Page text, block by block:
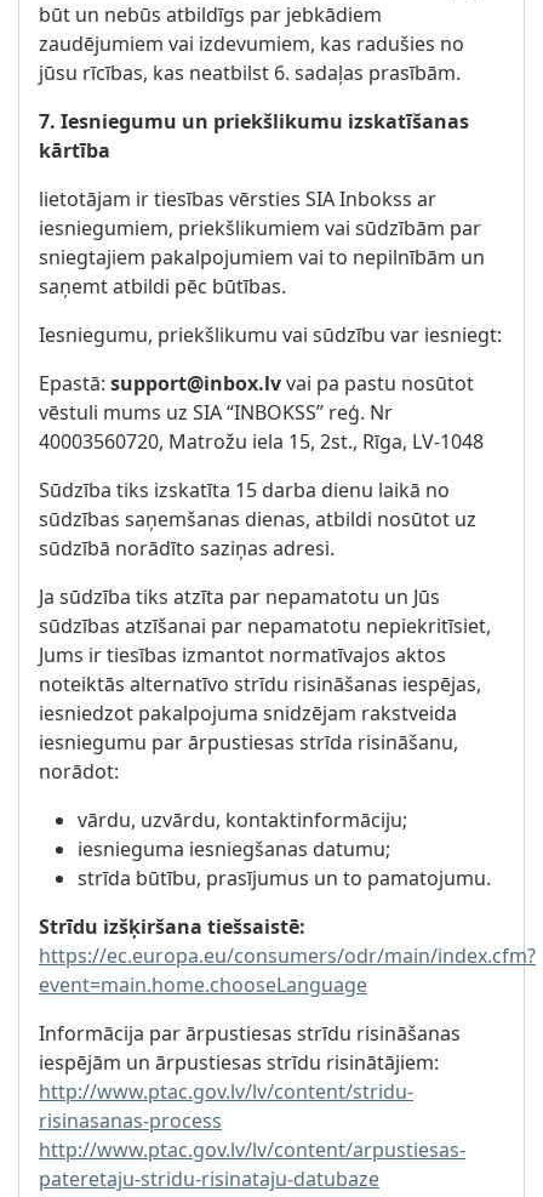
būt un nebūs atbildīgs par jebkādiem
zaudējumiem vai izdevumiem, kas radušies no
jūsu rīcības, kas neatbilst 6. sadaļas prasībām.
7. Iesniegumu un priekšlikumu izskatīšanas
kārtība
lietotājam ir tiesības vērsties SIA Inbokss ar
iesniegumiem, priekšlikumiem vai sūdzībām par
sniegtajiem pakalpojumiem vai to nepilnībām un
saņemt atbildi pēc būtības.
Iesniegumu, priekšlikumu vai sūdzību var iesniegt:
Epastā: support@inbox.lvvai pa pastu nosūtot
vēstuli mums uz SIA “INBOKSS” reģ. Nr
40003560720, Matrožu iela 15, 2st., Rīga, LV-1048
Sūdzība tiks izskatīta 15 darba dienu laikā no
sūdzības saņemšanas dienas, atbildi nosūtot uz
sūdzībā norādīto saziņas adresi.
Ja sūdzība tiks atzīta par nepamatotu un Jūs
sūdzības atzīšanai par nepamatotu nepiekritīsiet,
Jums ir tiesības izmantot normatīvajos aktos
noteiktās alternatīvo strīdu risināšanas iespējas,
iesniedzot pakalpojuma snidzējam rakstveida
iesniegumu par ārpustiesas strīda risināšanu,
norādot:
vārdu, uzvārdu, kontaktinformāciju;
iesnieguma iesniegšanas datumu;
strīda būtību, prasījumus un to pamatojumu.
Strīdu izšķiršana tiešsaistē:
https://ec.europa.eu/consumers/odr/main/index.cfm?
event=main.home.chooseLanguage
Informācija par ārpustiesas strīdu risināšanas
iespējām un ārpustiesas strīdu risinātājiem:
http://www.ptac.gov.lv/lv/content/stridu-
risinasanas-process
http://www.ptac.gov.lv/lv/content/arpustiesas-
pateretaju-stridu-risinataju-datubaze